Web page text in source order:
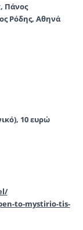
Πάνος
Ρόδης, Αθηνά
10 ευρώ
to-mystirio-tis-